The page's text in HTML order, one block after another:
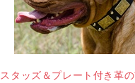
スタッズ＆プレート付き革